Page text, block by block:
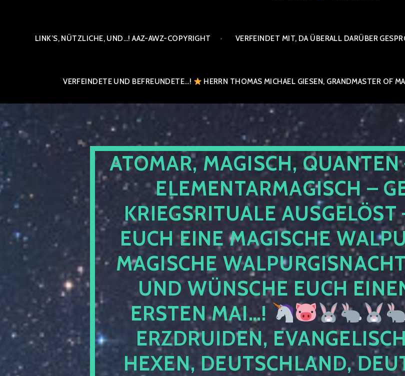
LINK’S, NÜTZLICHE, UND…! AAZ-AWZ-COPYRIGHT VERFEINDET MIT, DA ÜBERALL DARÜBER
VERFEINDETE UND BEFREUNDETE…! HERRN THOMAS MICHAEL GIESEN, GRANDMASTER OF
ATOMAR, MAGISCH,
ELEMENTARMAGISCH –
KRIEGSRITUALE
EUCH EINE MAGISCHE
MAGISCHE
UND WÜNSCHE EUCH
ERSTEN MAI…!
ERZDRUIDEN,
HEXEN, DEUTSCHLAND,